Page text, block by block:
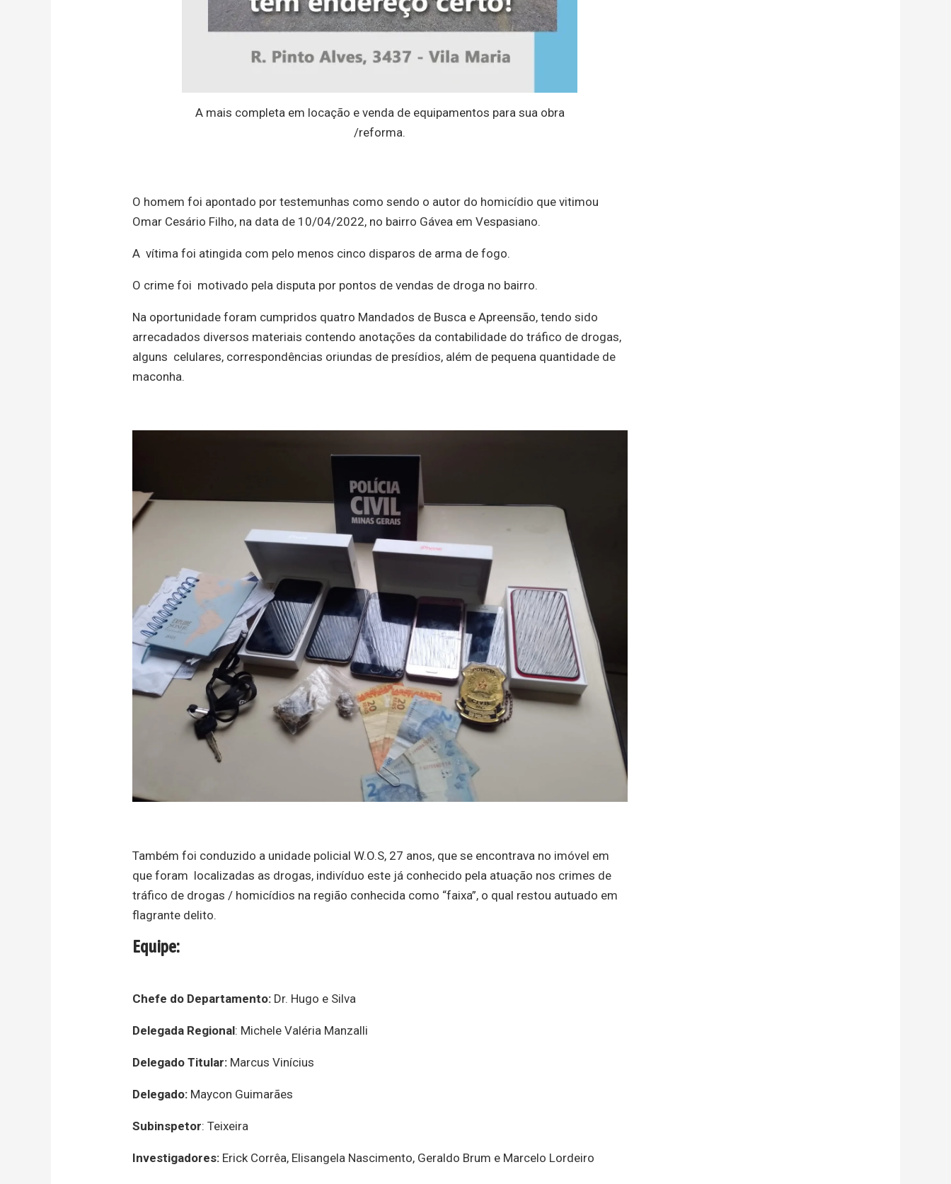
A mais completa em locação e venda de equipamentos para sua obra
/reforma.
O homem foi apontado por testemunhas como sendo o autor do homicídio que vitimou
Omar Cesário Filho, na data de 10/04/2022, no bairro Gávea em Vespasiano.
A vítima foi atingida com pelo menos cinco disparos de arma de fogo.
O crime foi motivado pela disputa por pontos de vendas de droga no bairro.
Na oportunidade foram cumpridos quatro Mandados de Busca e Apreensão, tendo sido
arrecadados diversos materiais contendo anotações da contabilidade do tráfico de drogas,
alguns celulares, correspondências oriundas de presídios, além de pequena quantidade de
maconha.
Também foi conduzido a unidade policial W.O.S, 27 anos, que se encontrava no imóvel em
que foram localizadas as drogas, indivíduo este já conhecido pela atuação nos crimes de
tráfico de drogas / homicídios na região conhecida como “faixa”, o qual restou autuado em
flagrante delito.
Equipe:
Chefe do Departamento: Dr. Hugo e Silva
Delegada Regional: Michele Valéria Manzalli
Delegado Titular: Marcus Vinícius
Delegado: Maycon Guimarães
Subinspetor: Teixeira
Investigadores: Erick Corrêa, Elisangela Nascimento, Geraldo Brum e Marcelo Lordeiro